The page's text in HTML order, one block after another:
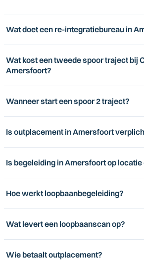
Wat doet een re-integratiebureau in
Wat kost een tweede spoor traject bij
Amersfoort?
Wanneer start een spoor 2 traject?
Is outplacement in Amersfoort
Is begeleiding in Amersfoort op locatie
Hoe werkt loopbaanbegeleiding?
Wat levert een loopbaanscan op?
Wie betaalt outplacement?